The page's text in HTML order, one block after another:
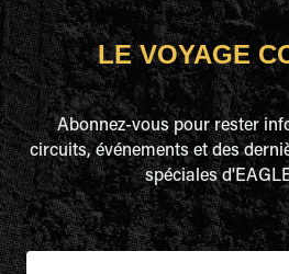
LE VOYAGE
Abonnez-vous pour rester
circuits, événements et des
spéciales